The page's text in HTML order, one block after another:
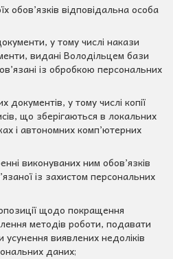
обов’язків відповідальна особа
у тому числі накази
видані Володільцем бази
із обробкою персональних
документів, у тому числі копії
що зберігаються в локальних
і автономних комп’ютерних
виконуваних ним обов’язків
із захистом персональних
щодо покращення
методів роботи, подавати
виявлених недоліків
даних;